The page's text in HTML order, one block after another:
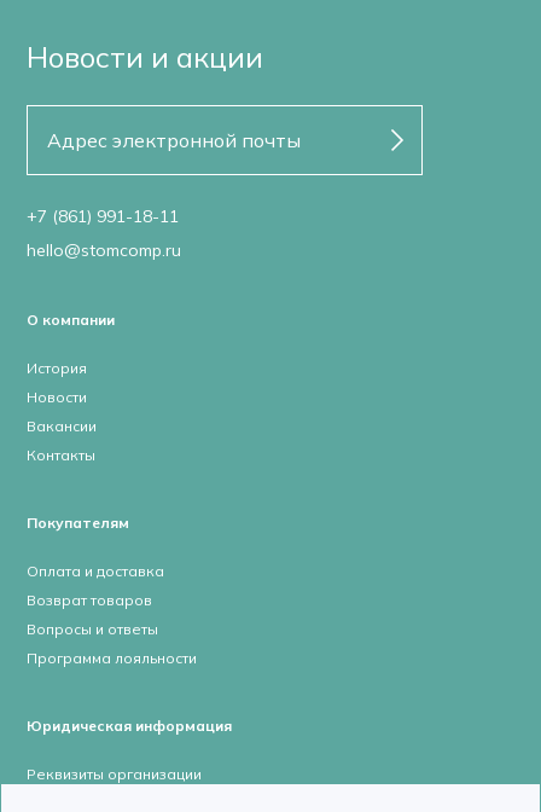
Новости и акции
+7 (861) 991-18-11
hello@stomcomp.ru
О компании
История
Новости
Вакансии
Контакты
Покупателям
Оплата и доставка
Возврат товаров
Вопросы и ответы
Программа лояльности
Юридическая информация
Реквизиты организации